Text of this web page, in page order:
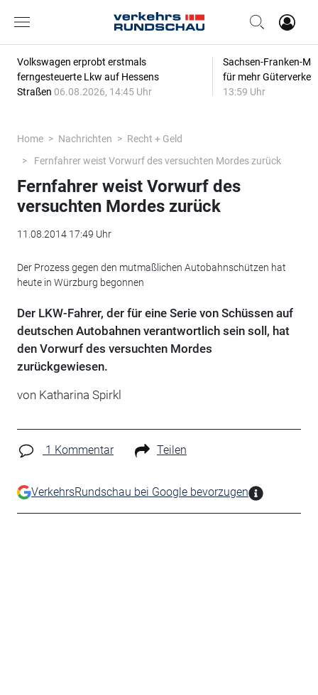
Volkswagen erprobt erstmals
ferngesteuerte Lkw auf Hessens
Straßen 06.08.2026, 14:45 Uhr
Sachsen-Franken-
für mehr
13:59 Uhr
Home Nachrichten
Recht + Geld
Fernfahrer weist Vorwurf des versuchten Mordes zurück
Fernfahrer weist Vorwurf des
versuchten Mordes zurück
11.08.2014 17:49 Uhr
Der Prozess gegen den mutmaßlichen Autobahnschützen hat
heute in Würzburg begonnen
Der LKW-Fahrer, der für eine Serie von Schüssen auf
deutschen Autobahnen verantwortlich sein soll, hat
den Vorwurf des versuchten Mordes
zurückgewiesen.
von Katharina Spirkl
1 Kommentar Teilen
VerkehrsRundschau bei Google bevorzugen